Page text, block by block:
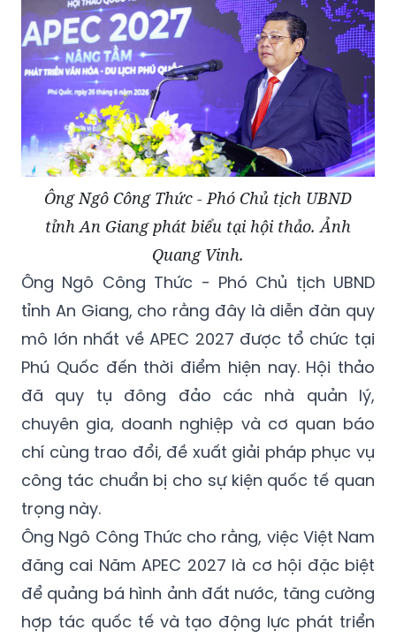
Ông Ngô Công Thức - Phó Chủ tịch UBND
tỉnh An Giang phát biểu tại hội thảo. Ảnh
Quang Vinh.
Ông Ngô Công Thức - Phó Chủ tịch UBND
tỉnh An Giang, cho rằng đây là diễn đàn quy
mô lớn nhất về APEC 2027 được tổ chức tại
Phú Quốc đến thời điểm hiện nay. Hội thảo
đã quy tụ đông đảo các nhà quản lý,
chuyên gia, doanh nghiệp và cơ quan báo
chí cùng trao đổi, đề xuất giải pháp phục vụ
công tác chuẩn bị cho sự kiện quốc tế quan
trọng này.
Ông Ngô Công Thức cho rằng, việc Việt Nam
đăng cai Năm APEC 2027 là cơ hội đặc biệt
để quảng bá hình ảnh đất nước, tăng cường
hợp tác quốc tế và tạo động lực phát triển